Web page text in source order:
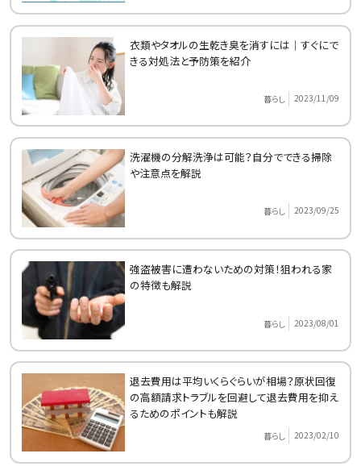
衣類やタオルの生乾き臭を消すには｜すぐにで
きる対処法と予防策を紹介
暮らし 2023/11/09
洗濯機の分解洗浄は可能？自分でできる掃除
や注意点を解説
暮らし 2023/09/25
強盗被害に遭わないための対策！狙われる家
の特徴も解説
暮らし 2023/08/01
退去費用は平均いくらぐらいが相場？原状回復
の高額請求トラブルを回避して退去費用を抑え
るためのポイントも解説
暮らし 2023/02/10